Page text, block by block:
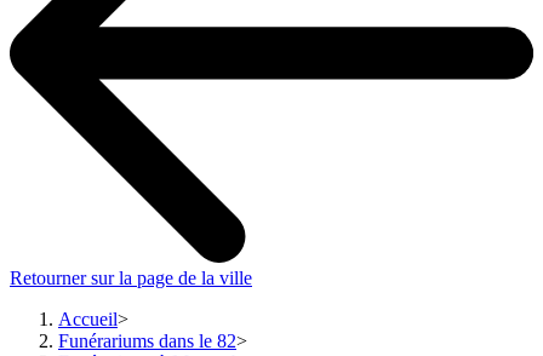
Retourner sur la page de la ville
Accueil
Funérariums dans le 82